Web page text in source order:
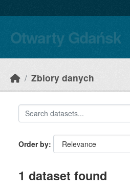
Otwarty Gdańsk
Zbiory danych
Order by
1 dataset found